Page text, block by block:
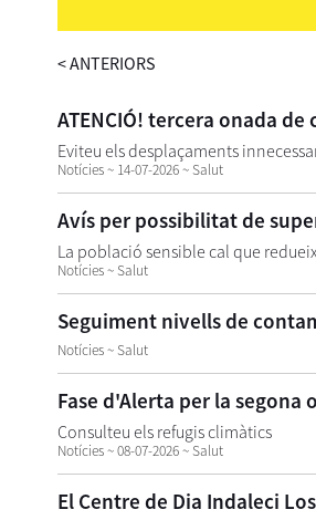
<ANTERIORS
ATENCIÓ! tercera onada
Eviteu els desplaçaments
Notícies ~ 14-07-2026 ~ Salut
Avís per possibilitat de
La població sensible cal que
Notícies ~ Salut
Seguiment nivells de
Notícies ~ Salut
Fase d'Alerta per la
Consulteu els refugis climàtics
Notícies ~ 08-07-2026 ~ Salut
El Centre de Dia Indaleci